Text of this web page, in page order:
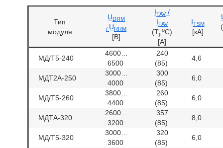
Тип
модуля
UDRM
/ URRM
[B]
ITAV/
IFAV
(Tj,oC)
[A]
ITSM
[кA]
МД/Т5-240
4600…
6500
240
(85)
4,6
МДТ2А-250
3000…
4000
300
(85)
6,0
МД/Т5-260
3800…
4400
260
(85)
6,0
МДТА-320
2600…
3200
357
(85)
8,0
МД/Т5-320
3000…
3600
320
(85)
6,0